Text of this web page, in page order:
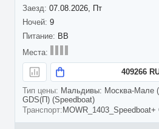
07.08.2026, Пт
9
BB
409266
Мальдивы: Москва-Мале
GDS(П) (Speedboat)
MOWR_1403_Speedboat+